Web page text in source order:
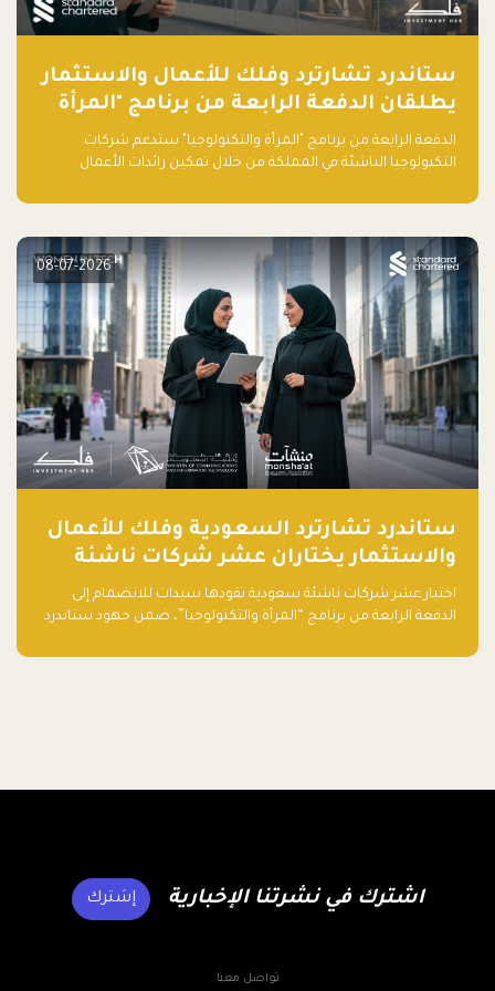
ستاندرد تشارترد وفلك للأعمال والاستثمار
يطلقان الدفعة الرابعة من برنامج "المرأة
والتكنولوجيا" لعام 2026 في المملكة
العربية السعودية
الدفعة الرابعة من برنامج "المرأة والتكنولوجيا" ستدعم شركات
التكنولوجيا الناشئة في المملكة من خلال تمكين رائدات الأعمال
08-07-2026
ستاندرد تشارترد السعودية وفلك للأعمال
والاستثمار يختاران عشر شركات ناشئة
تقودها سيدات للدفعة الرابعة من برنامج
"المرأة والتكنولوجيا"
اختيار عشر شركات ناشئة سعودية تقودها سيدات للانضمام إلى
الدفعة الرابعة من برنامج “المرأة والتكنولوجيا”، ضمن جهود ستاندرد
وتعزيز منظومة الشركات الناشئة في المملكة.
اشترك في نشرتنا الإخبارية إشترك
تواصل معنا